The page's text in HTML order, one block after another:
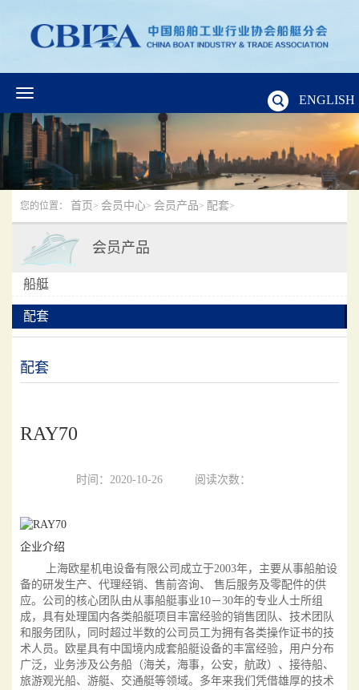
ENGLISH
您的位置： 首页 > 会员中心> 会员产品> 配套>
会员产品
船艇
配套
配套
RAY70
时间：2020-10-26 阅读次数：
企业介绍
上海欧星机电设备有限公司成立于2003年，主要从事船舶设
备的研发生产、代理经销、售前咨询、 售后服务及零配件的供
应。公司的核心团队由从事船艇事业10－30年的专业人士所组
成，具有处理国内各类船艇项目丰富经验的销售团队、技术团队
和服务团队，同时超过半数的公司员工为拥有各类操作证书的技
术人员。欧星具有中国境内成套船艇设备的丰富经验，用户分布
广泛，业务涉及公务船（海关，海事，公安，航政）、接待船、
旅游观光船、游艇、交通艇等领域。多年来我们凭借雄厚的技术